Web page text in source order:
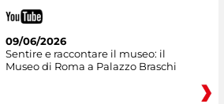
09/06/2026
Sentire e raccontare il museo: il
Museo di Roma a Palazzo Braschi